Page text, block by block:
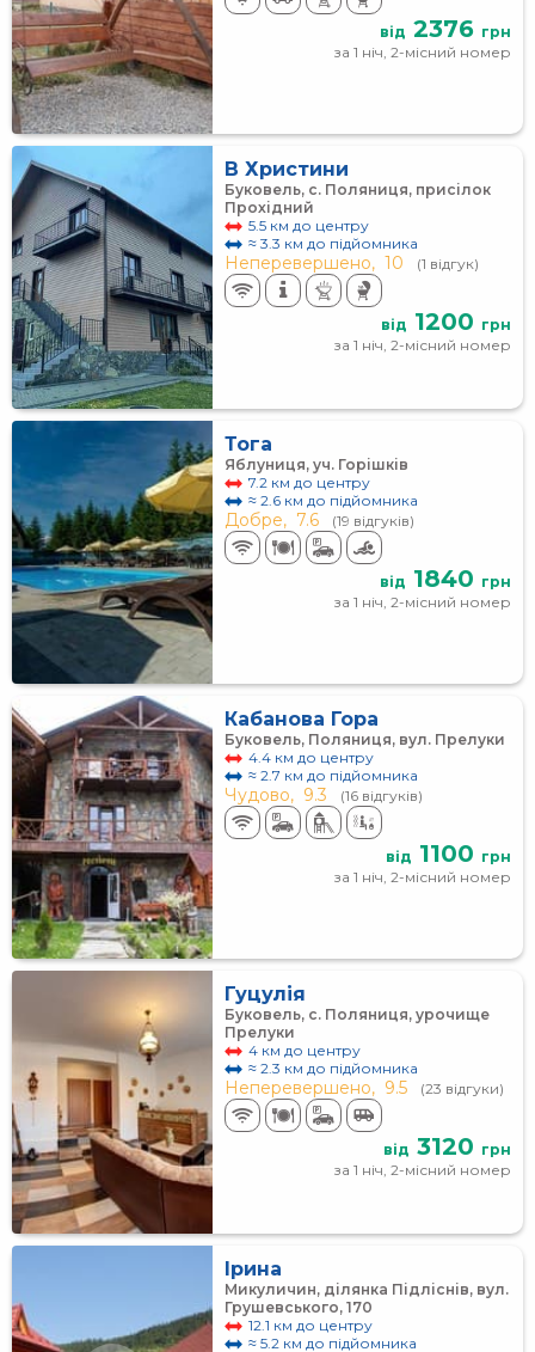
від 2376 грн
за 1 ніч, 2-місний номер
В Христини
Буковель, с. Поляниця, присілок
Прохідний
5.5 км до центру
≈ 3.3 км до підйомника
Неперевершено, 10 (1 відгук)
від 1200 грн
за 1 ніч, 2-місний номер
Тога
Яблуниця, уч. Горішків
7.2 км до центру
≈ 2.6 км до підйомника
Добре, 7.6 (19 відгуків)
від 1840 грн
за 1 ніч, 2-місний номер
Кабанова Гора
Буковель, Поляниця, вул. Прелуки
4.4 км до центру
≈ 2.7 км до підйомника
Чудово, 9.3 (16 відгуків)
від 1100 грн
за 1 ніч, 2-місний номер
Гуцулія
Буковель, с. Поляниця, урочище
Прелуки
4 км до центру
≈ 2.3 км до підйомника
Неперевершено, 9.5 (23 відгуки)
від 3120 грн
за 1 ніч, 2-місний номер
Ірина
Микуличин, ділянка Підліснів, вул.
Грушевського, 170
12.1 км до центру
≈ 5.2 км до підйомника